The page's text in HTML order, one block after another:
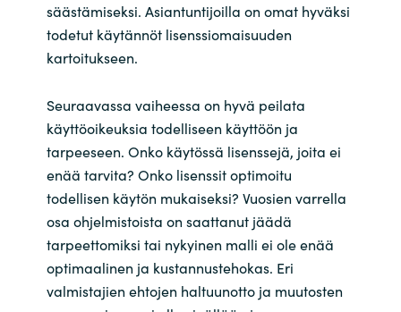
säästämiseksi. Asiantuntijoilla on omat hyväksi
todetut käytännöt lisenssiomaisuuden
kartoitukseen.
Seuraavassa vaiheessa on hyvä peilata
käyttöoikeuksia todelliseen käyttöön ja
tarpeeseen. Onko käytössä lisenssejä, joita ei
enää tarvita? Onko lisenssit optimoitu
todellisen käytön mukaiseksi? Vuosien varrella
osa ohjelmistoista on saattanut jäädä
tarpeettomiksi tai nykyinen malli ei ole enää
optimaalinen ja kustannustehokas. Eri
valmistajien ehtojen haltuunotto ja muutosten